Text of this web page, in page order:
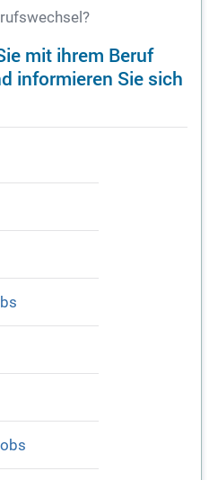
mit ihrem Beruf
informieren Sie sich